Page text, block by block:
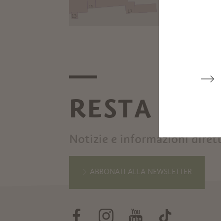
RESTA IN
Notizie e informazioni
ABBONATI ALLA NEWSLETTER